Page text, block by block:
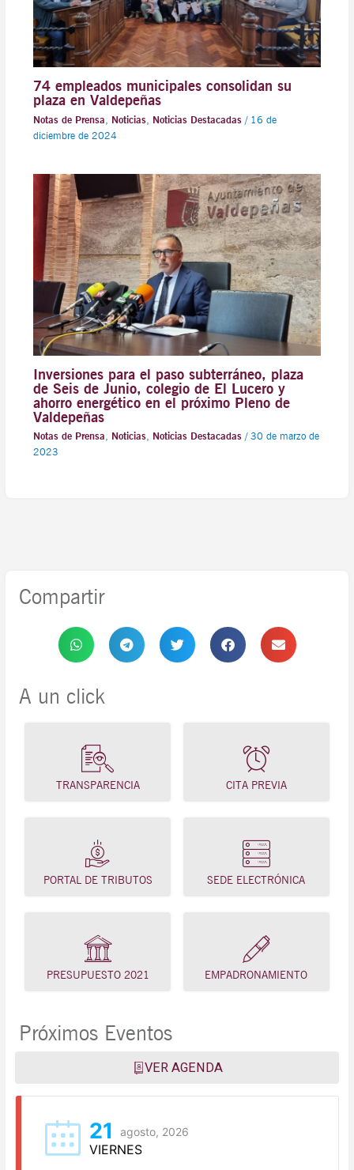
74 empleados municipales consolidan su
plaza en Valdepeñas
Notas de Prensa Noticias, Noticias Destacadas/ 16 de
diciembre de 2024
Inversiones para el paso subterráneo, plaza
de Seis de Junio, colegio de El Lucero y
ahorro energético en el próximo Pleno de
Valdepeñas
Notas de Prensa, Noticias, Noticias Destacadas/ 30 de marzo de
2023
Compartir
A un click
TRANSPARENCIA CITA PREVIA
PORTAL DE TRIBUTOS SEDE ELECTRÓNICA
PRESUPUESTO 2021 EMPADRONAMIENTO
Próximos Eventos
VER AGENDA
21 agosto, 2026
VIERNES